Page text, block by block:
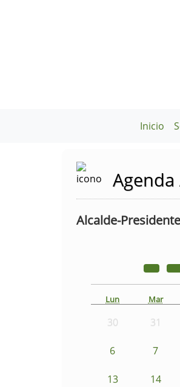
Inicio
Agenda
Alcalde-Presidente
Lun Mar
30 31
6 7
13 14